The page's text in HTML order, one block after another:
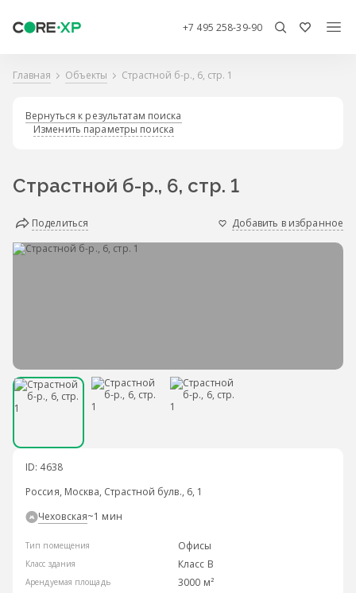
+7 495 258-39-90
Главная Объекты Страстной б-р., 6, стр. 1
Вернуться к результатам поиска
Изменить параметры поиска
Страстной б-р., 6, стр. 1
Поделиться Добавить в избранное
ID: 4638
Россия, Москва, Страстной булв., 6, 1
Чеховская~1 мин
Тип помещения Офисы
Класс здания Класс B
Арендуемая площадь 3000 м²